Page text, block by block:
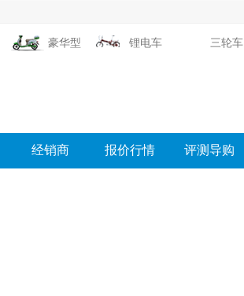
豪华型 锂电车 三轮车
经销商 报价行情 评测导购